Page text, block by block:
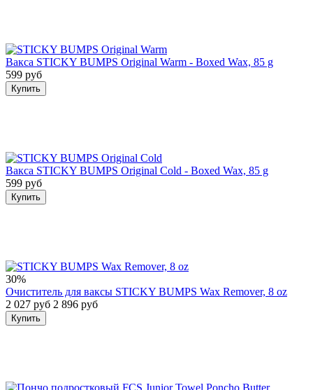
Вакса STICKY BUMPS Original Warm - Boxed Wax, 85 g
599 руб
Купить
Вакса STICKY BUMPS Original Cold - Boxed Wax, 85 g
599 руб
Купить
30%
Очиститель для ваксы STICKY BUMPS Wax Remover, 8 oz
2 027 руб 2 896 руб
Купить